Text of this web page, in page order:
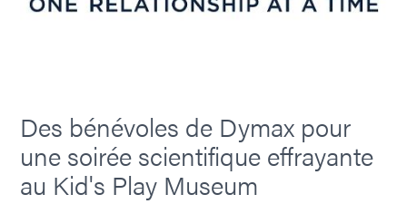
Des bénévoles de Dymax pour
une soirée scientifique effrayante
au Kid's Play Museum